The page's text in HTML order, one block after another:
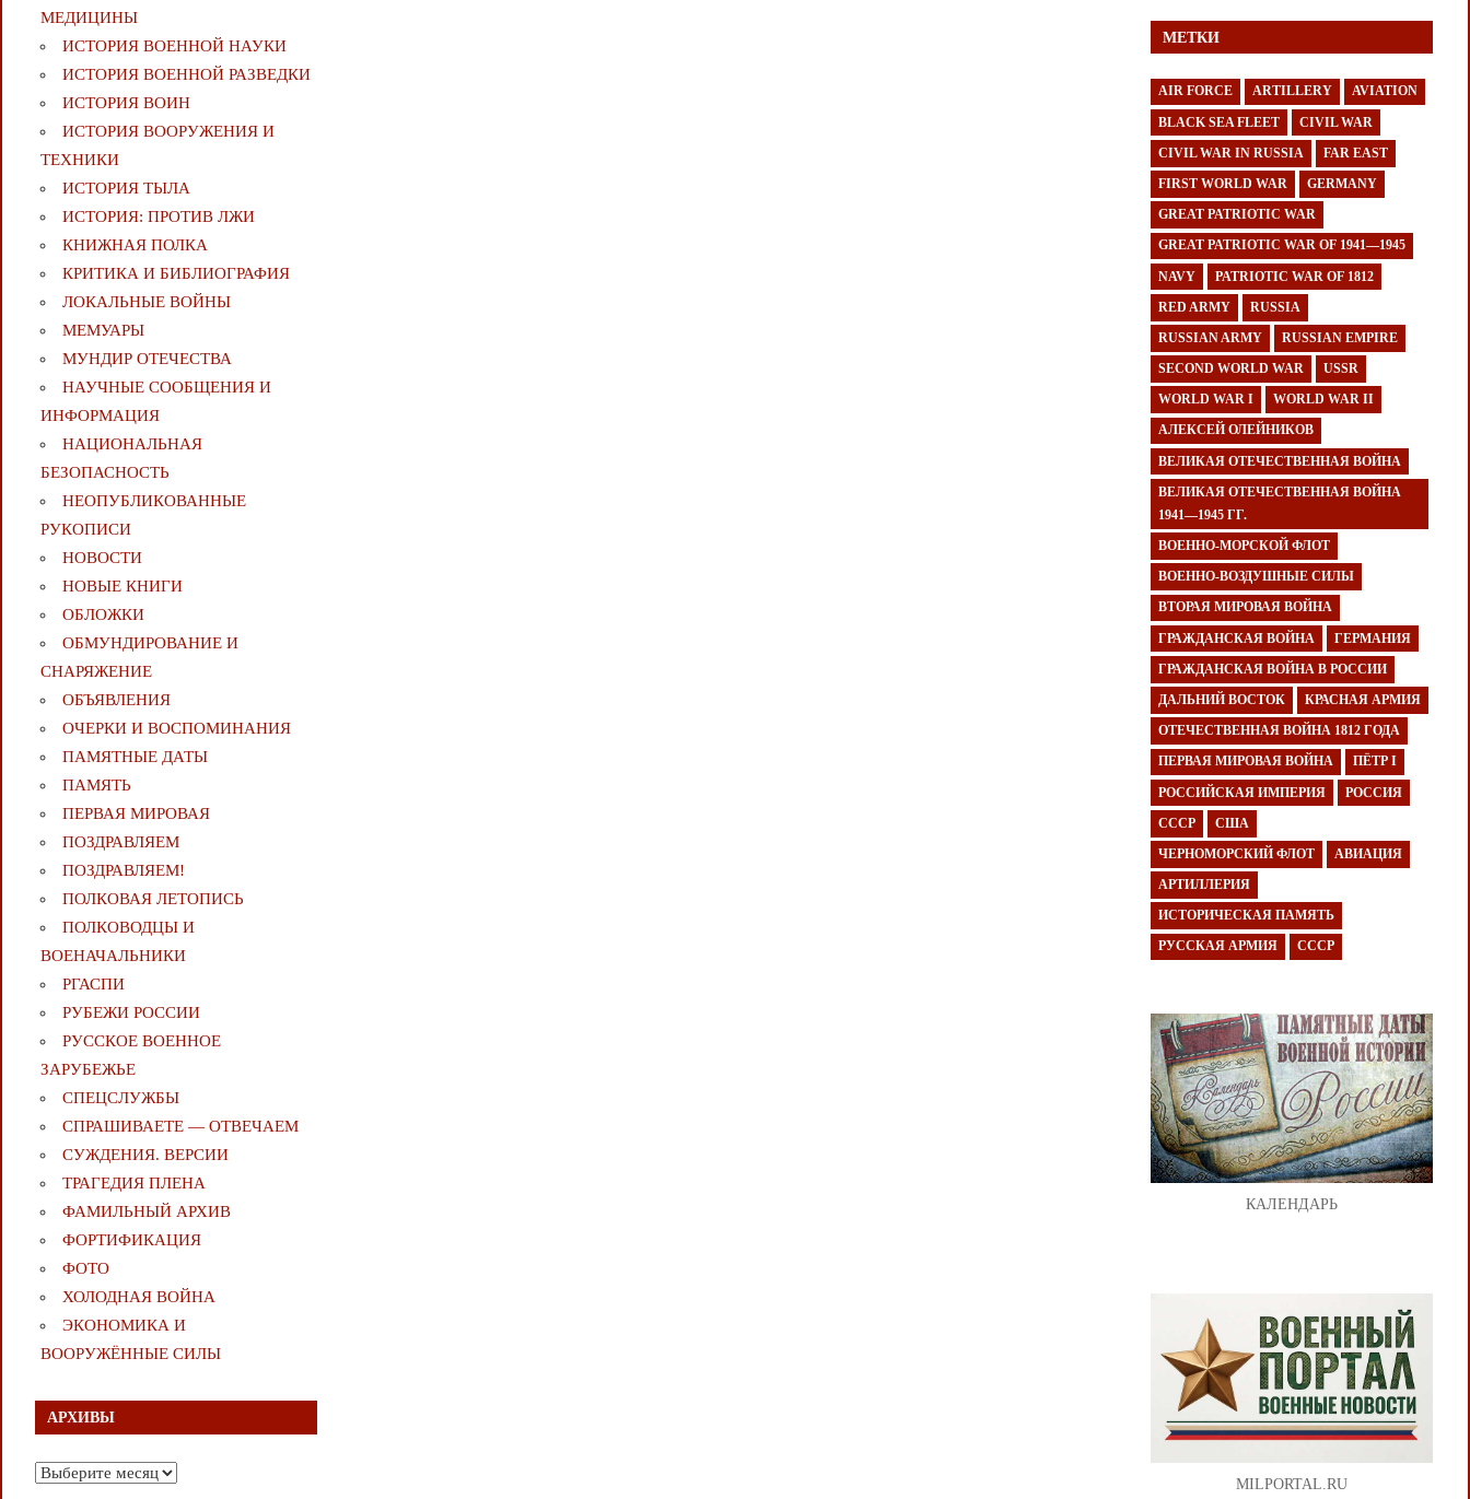
МЕДИЦИНЫ
ИСТОРИЯ ВОЕННОЙ НАУКИ
ИСТОРИЯ ВОЕННОЙ РАЗВЕДКИ
ИСТОРИЯ ВОИН
ИСТОРИЯ ВООРУЖЕНИЯ И
ТЕХНИКИ
ИСТОРИЯ ТЫЛА
ИСТОРИЯ: ПРОТИВ ЛЖИ
КНИЖНАЯ ПОЛКА
КРИТИКА И БИБЛИОГРАФИЯ
ЛОКАЛЬНЫЕ ВОЙНЫ
МЕМУАРЫ
МУНДИР ОТЕЧЕСТВА
НАУЧНЫЕ СООБЩЕНИЯ И
ИНФОРМАЦИЯ
НАЦИОНАЛЬНАЯ
БЕЗОПАСНОСТЬ
НЕОПУБЛИКОВАННЫЕ
РУКОПИСИ
НОВОСТИ
НОВЫЕ КНИГИ
ОБЛОЖКИ
ОБМУНДИРОВАНИЕ И
СНАРЯЖЕНИЕ
ОБЪЯВЛЕНИЯ
ОЧЕРКИ И ВОСПОМИНАНИЯ
ПАМЯТНЫЕ ДАТЫ
ПАМЯТЬ
ПЕРВАЯ МИРОВАЯ
ПОЗДРАВЛЯЕМ
ПОЗДРАВЛЯЕМ!
ПОЛКОВАЯ ЛЕТОПИСЬ
ПОЛКОВОДЦЫ И
ВОЕНАЧАЛЬНИКИ
РГАСПИ
РУБЕЖИ РОССИИ
РУССКОЕ ВОЕННОЕ
ЗАРУБЕЖЬЕ
СПЕЦСЛУЖБЫ
СПРАШИВАЕТЕ — ОТВЕЧАЕМ
СУЖДЕНИЯ. ВЕРСИИ
ТРАГЕДИЯ ПЛЕНА
ФАМИЛЬНЫЙ АРХИВ
ФОРТИФИКАЦИЯ
ФОТО
ХОЛОДНАЯ ВОЙНА
ЭКОНОМИКА И
ВООРУЖЁННЫЕ СИЛЫ
АРХИВЫ
Архивы
МЕТКИ
AIR FORCE ARTILLERY AVIATION
BLACK SEA FLEET CIVIL WAR
CIVIL WAR IN RUSSIA FAR EAST
FIRST WORLD WAR GERMANY
GREAT PATRIOTIC WAR
GREAT PATRIOTIC WAR OF 1941—1945
NAVY PATRIOTIC WAR OF 1812
RED ARMY RUSSIA
RUSSIAN ARMY RUSSIAN EMPIRE
SECOND WORLD WAR USSR
WORLD WAR I WORLD WAR II
АЛЕКСЕЙ ОЛЕЙНИКОВ
ВЕЛИКАЯ ОТЕЧЕСТВЕННАЯ ВОЙНА
ВЕЛИКАЯ ОТЕЧЕСТВЕННАЯ ВОЙНА
1941—1945 ГГ.
ВОЕННО-МОРСКОЙ ФЛОТ
ВОЕННО-ВОЗДУШНЫЕ СИЛЫ
ВТОРАЯ МИРОВАЯ ВОЙНА
ГРАЖДАНСКАЯ ВОЙНА ГЕРМАНИЯ
ГРАЖДАНСКАЯ ВОЙНА В РОССИИ
ДАЛЬНИЙ ВОСТОК КРАСНАЯ АРМИЯ
ОТЕЧЕСТВЕННАЯ ВОЙНА 1812 ГОДА
ПЕРВАЯ МИРОВАЯ ВОЙНА ПЁТР I
РОССИЙСКАЯ ИМПЕРИЯ РОССИЯ
СССР США
ЧЕРНОМОРСКИЙ ФЛОТ АВИАЦИЯ
АРТИЛЛЕРИЯ
ИСТОРИЧЕСКАЯ ПАМЯТЬ
РУССКАЯ АРМИЯ СССР
КАЛЕНДАРЬ
MILPORTAL.RU